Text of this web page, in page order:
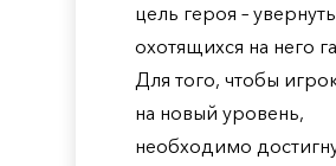
цель героя –
охотящихся на него
Для того, чтобы
на новый уровень,
необходимо